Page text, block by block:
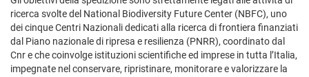
ricerca svolte del National Biodiversity Future Center (NBFC), uno
dei cinque Centri Nazionali dedicati alla ricerca di frontiera finanziati
dal Piano nazionale di ripresa e resilienza (PNRR), coordinato dal
Cnr e che coinvolge istituzioni scientifiche ed imprese in tutta l’Italia,
impegnate nel conservare, ripristinare, monitorare e valorizzare la